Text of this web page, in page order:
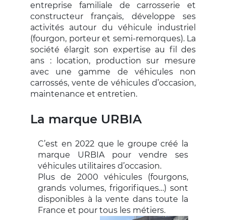
entreprise familiale de carrosserie et
constructeur français, développe ses
activités autour du véhicule industriel
(fourgon, porteur et semi-remorques). La
société élargit son expertise au fil des
ans : location, production sur mesure
avec une gamme de véhicules non
carrossés, vente de véhicules d’occasion,
maintenance et entretien.
La marque URBIA
C’est en 2022 que le groupe créé la
marque URBIA pour vendre ses
véhicules utilitaires d’occasion.
Plus de 2000 véhicules (fourgons,
grands volumes, frigorifiques…) sont
disponibles à la vente dans toute la
France et pour tous les métiers.